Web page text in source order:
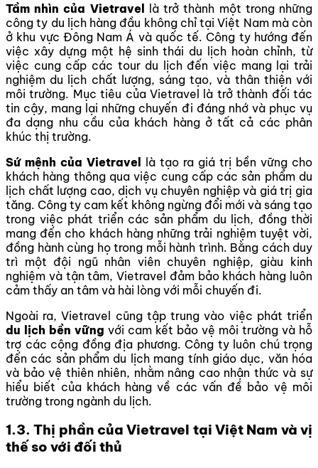
Tầm nhìn của Vietravel là trở thành một trong những
công ty du lịch hàng đầu không chỉ tại Việt Nam mà còn
ở khu vực Đông Nam Á và quốc tế. Công ty hướng đến
việc xây dựng một hệ sinh thái du lịch hoàn chỉnh, từ
việc cung cấp các tour du lịch đến việc mang lại trải
nghiệm du lịch chất lượng, sáng tạo, và thân thiện với
môi trường. Mục tiêu của Vietravel là trở thành đối tác
tin cậy, mang lại những chuyến đi đáng nhớ và phục vụ
đa dạng nhu cầu của khách hàng ở tất cả các phân
khúc thị trường.
Sứ mệnh của Vietravel là tạo ra giá trị bền vững cho
khách hàng thông qua việc cung cấp các sản phẩm du
lịch chất lượng cao, dịch vụ chuyên nghiệp và giá trị gia
tăng. Công ty cam kết không ngừng đổi mới và sáng tạo
trong việc phát triển các sản phẩm du lịch, đồng thời
mang đến cho khách hàng những trải nghiệm tuyệt vời,
đồng hành cùng họ trong mỗi hành trình. Bằng cách duy
trì một đội ngũ nhân viên chuyên nghiệp, giàu kinh
nghiệm và tận tâm, Vietravel đảm bảo khách hàng luôn
cảm thấy an tâm và hài lòng với mỗi chuyến đi.
Ngoài ra, Vietravel cũng tập trung vào việc phát triển
du lịch bền vững với cam kết bảo vệ môi trường và hỗ
trợ các cộng đồng địa phương. Công ty luôn chú trọng
đến các sản phẩm du lịch mang tính giáo dục, văn hóa
và bảo vệ thiên nhiên, nhằm nâng cao nhận thức và sự
hiểu biết của khách hàng về các vấn đề bảo vệ môi
trường trong ngành du lịch.
1.3.Thị phần của Vietravel tại Việt Nam và vị
thế so với đối thủ